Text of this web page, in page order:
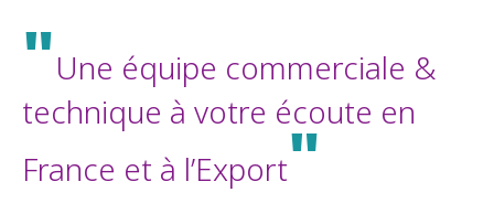
"Une équipe commerciale &
technique à votre écoute en
France et à l’Export"